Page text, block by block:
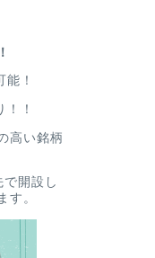
！
！
高い銘柄
開設し
す。